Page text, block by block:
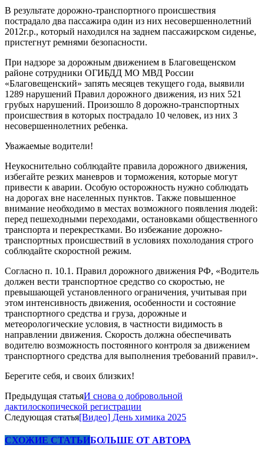
В результате дорожно-транспортного происшествия
пострадало два пассажира один из них несовершеннолетний
2012г.р., который находился на заднем пассажирском сиденье,
пристегнут ремнями безопасности.
При надзоре за дорожным движением в Благовещенском
районе сотрудники ОГИБДД МО МВД России
«Благовещенский» запять месяцев текущего года, выявили
1289 нарушений Правил дорожного движения, из них 521
грубых нарушений. Произошло 8 дорожно-транспортных
происшествия в которых пострадало 10 человек, из них 3
несовершеннолетних ребенка.
Уважаемые водители!
Неукоснительно соблюдайте правила дорожного движения,
избегайте резких маневров и торможения, которые могут
привести к аварии. Особую осторожность нужно соблюдать
на дорогах вне населенных пунктов. Также повышенное
внимание необходимо в местах возможного появления людей:
перед пешеходными переходами, остановками общественного
транспорта и перекрестками. Во избежание дорожно-
транспортных происшествий в условиях похолодания строго
соблюдайте скоростной режим.
Согласно п. 10.1. Правил дорожного движения РФ, «Водитель
должен вести транспортное средство со скоростью, не
превышающей установленного ограничения, учитывая при
этом интенсивность движения, особенности и состояние
транспортного средства и груза, дорожные и
метеорологические условия, в частности видимость в
направлении движения. Скорость должна обеспечивать
водителю возможность постоянного контроля за движением
транспортного средства для выполнения требований правил».
Берегите себя, и своих близких!
Предыдущая статьяИ снова о добровольной
дактилоскопической регистрации
Следующая статья[Видео] День химика 2025
СХОЖИЕ СТАТЬИБОЛЬШЕ ОТ АВТОРА